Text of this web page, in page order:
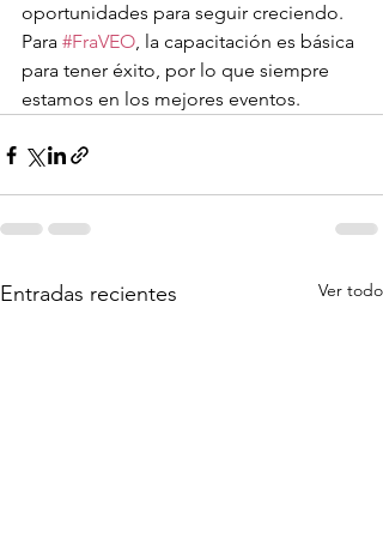
oportunidades para seguir creciendo.
Para #FraVEO, la capacitación es básica
para tener éxito, por lo que siempre
estamos en los mejores eventos.
Entradas recientes Ver todo